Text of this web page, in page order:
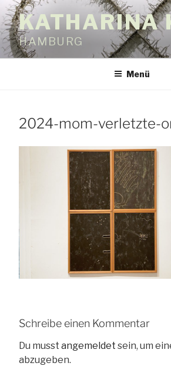
Zum
Inhalt
springenKATHARINA
HAMBURG
Menü
2024-mom-verletzte-
Schreibe einen Kommentar
Du musst angemeldet sein, um
abzugeben.